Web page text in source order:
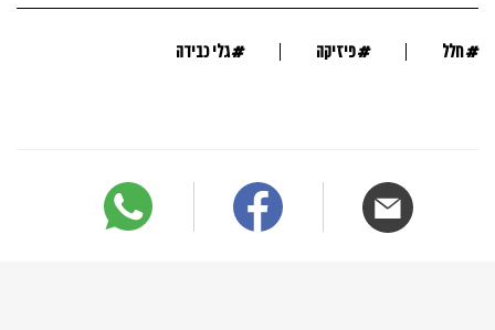
#חלל #פיזיקה #גלי כבידה